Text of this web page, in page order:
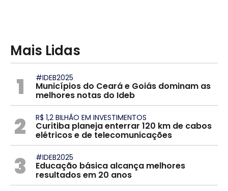
Mais Lidas
1 #IDEB2025
Municípios do Ceará e Goiás dominam as
melhores notas do Ideb
2 R$ 1,2 BILHÃO EM INVESTIMENTOS
Curitiba planeja enterrar 120 km de cabos
elétricos e de telecomunicações
3 #IDEB2025
Educação básica alcança melhores
resultados em 20 anos